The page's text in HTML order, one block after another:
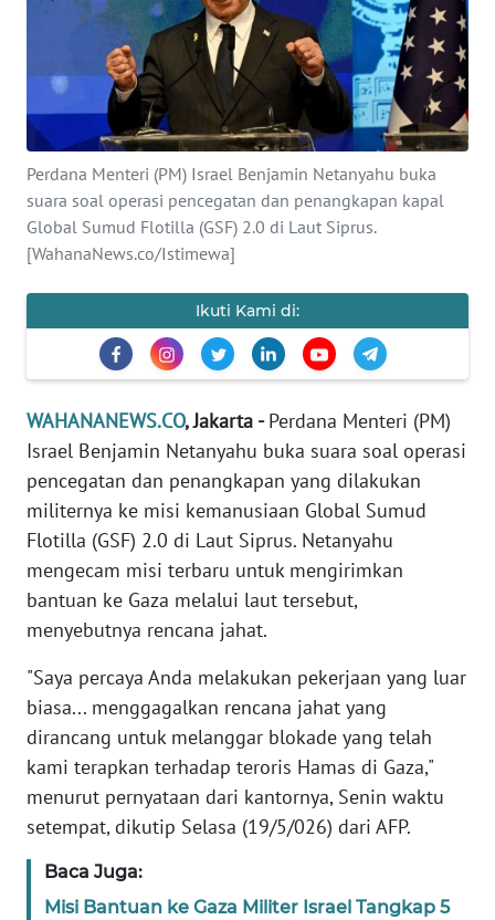
Perdana Menteri (PM) Israel Benjamin Netanyahu buka
suara soal operasi pencegatan dan penangkapan kapal
Global Sumud Flotilla (GSF) 2.0 di Laut Siprus.
[WahanaNews.co/Istimewa]
Ikuti Kami di:
WAHANANEWS.CO, Jakarta -Perdana Menteri (PM)
Israel Benjamin Netanyahu buka suara soal operasi
pencegatan dan penangkapan yang dilakukan
militernya ke misi kemanusiaan Global Sumud
Flotilla (GSF) 2.0 di Laut Siprus. Netanyahu
mengecam misi terbaru untuk mengirimkan
bantuan ke Gaza melalui laut tersebut,
menyebutnya rencana jahat.
"Saya percaya Anda melakukan pekerjaan yang luar
biasa... menggagalkan rencana jahat yang
dirancang untuk melanggar blokade yang telah
kami terapkan terhadap teroris Hamas di Gaza,"
menurut pernyataan dari kantornya, Senin waktu
setempat, dikutip Selasa (19/5/026) dari AFP.
Baca Juga:
Misi Bantuan ke Gaza Militer Israel Tangkap 5
KESEHATAN
INTERNASIONAL
SERBA-SERBI
PENDIDIKAN
Informasi
INDEKS
BERITA
KONTAK
KAMI
INFO
IKLAN
KAMI
PEDOMAN
MEDIA
SIBER